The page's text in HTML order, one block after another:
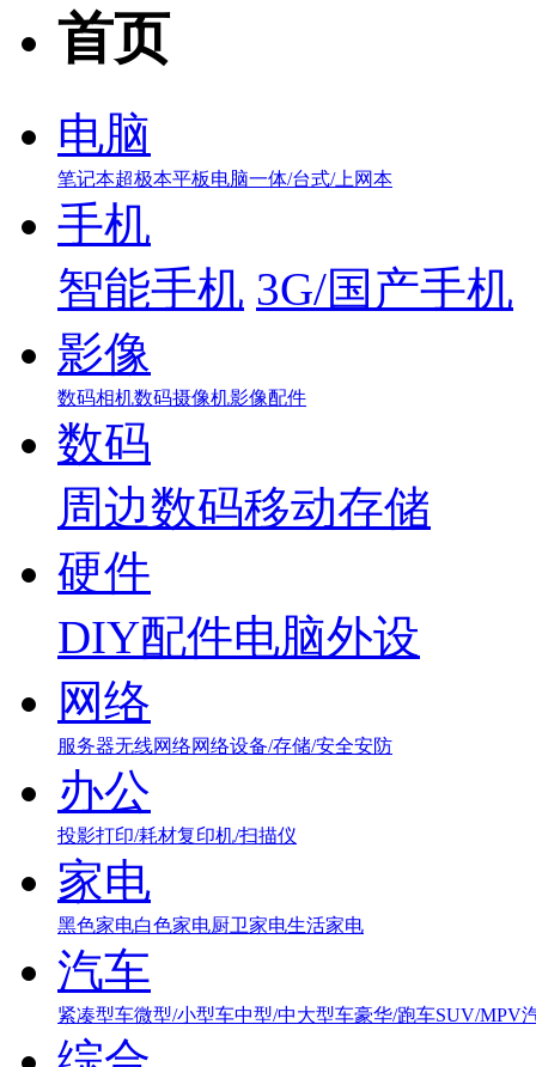
首页
电脑
笔记本超极本平板电脑一体/台式/上网本
手机
智能手机 3G/国产手机
影像
数码相机数码摄像机影像配件
数码
周边数码移动存储
硬件
DIY配件电脑外设
网络
服务器无线网络网络设备/存储/安全安防
办公
投影打印/耗材复印机/扫描仪
家电
黑色家电白色家电厨卫家电生活家电
汽车
紧凑型车微型/小型车中型/中大型车豪华/跑车SUV/MPV